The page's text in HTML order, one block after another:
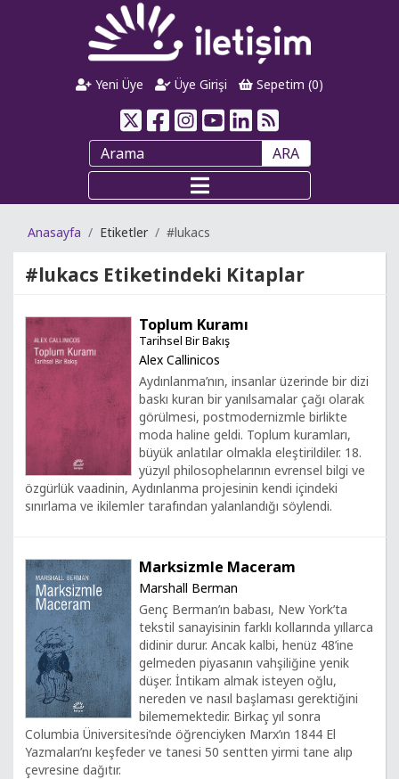
Yeni Üye Üye Girişi Sepetim (0)
ARA
Anasayfa Etiketler #lukacs
#lukacs Etiketindeki Kitaplar
Toplum Kuramı
Tarihsel Bir Bakış
Alex Callinicos
Aydınlanma’nın, insanlar üzerinde bir dizi
baskı kuran bir yanılsamalar çağı olarak
görülmesi, postmodernizmle birlikte
moda haline geldi. Toplum kuramları,
büyük anlatılar olmakla eleştirildiler. 18.
yüzyıl philosophelarının evrensel bilgi ve
özgürlük vaadinin, Aydınlanma projesinin kendi içindeki
sınırlama ve ikilemler tarafından yalanlandığı söylendi.
Marksizmle Maceram
Marshall Berman
Genç Berman’ın babası, New York’ta
tekstil sanayisinin farklı kollarında yıllarca
didinir durur. Ancak kalbi, henüz 48’ine
gelmeden piyasanın vahşiliğine yenik
düşer. İntikam almak isteyen oğlu,
nereden ve nasıl başlaması gerektiğini
bilememektedir. Birkaç yıl sonra
Columbia Üniversitesi’nde öğrenciyken Marx’ın 1844 El
Yazmaları’nı keşfeder ve tanesi 50 sentten yirmi tane alıp
çevresine dağıtır.